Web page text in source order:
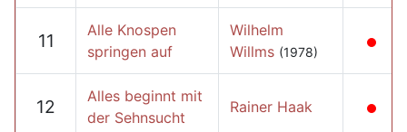
11
Alle Knospen
springen auf
Wilhelm
Willms (1978)
12
Alles beginnt mit
der Sehnsucht
Rainer Haak